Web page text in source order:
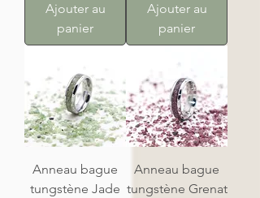
Ajouter au
panier
Ajouter au
panier
Anneau bague
tungstène Jade
Anneau bague
tungstène Grenat